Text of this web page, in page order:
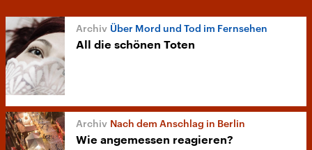
Über Mord und Tod im Fernsehen
All die schönen Toten
Nach dem Anschlag in Berlin
Wie angemessen reagieren?